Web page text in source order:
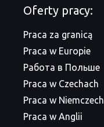
Oferty pracy:
Praca za granicą
Praca w Europie
Работа в Польше
Praca w Czechach
Praca w Niemczech
Praca w Anglii